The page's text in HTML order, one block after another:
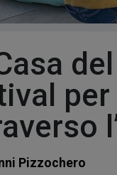
Pizzochero